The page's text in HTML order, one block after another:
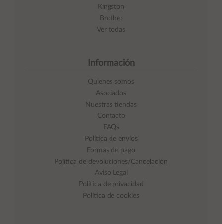
Kingston
Brother
Ver todas
Información
Quienes somos
Asociados
Nuestras tiendas
Contacto
FAQs
Política de envíos
Formas de pago
Política de devoluciones/Cancelación
Aviso Legal
Política de privacidad
Política de cookies